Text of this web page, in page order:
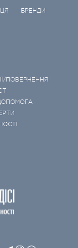
БРЕНДИ
ПОВЕРНЕННЯ